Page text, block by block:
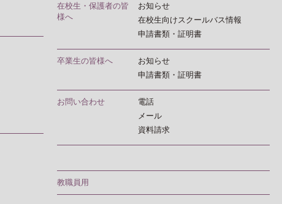
在校生・保護者の皆
様へ
お知らせ
在校生向けスクールバス情報
申請書類・証明書
卒業生の皆様へ
お知らせ
申請書類・証明書
お問い合わせ
電話
メール
資料請求
教職員用